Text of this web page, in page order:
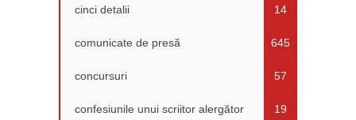
cinci detalii 14
comunicate de presă 645
concursuri 57
confesiunile unui scriitor alergător 19